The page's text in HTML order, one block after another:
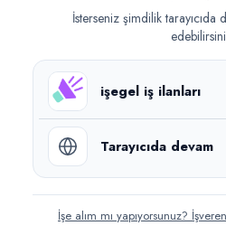
İsterseniz şimdilik tarayıcıda
işegel iş ilanları
Tarayıcıda devam
İşe alım mı yapıyorsunuz?